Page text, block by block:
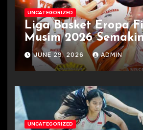
UNCATEGORIZED
Liga Basket Eropa
Musim 2026
Terkini
JUNE 29, 2026 ADMIN
UNCATEGORIZED